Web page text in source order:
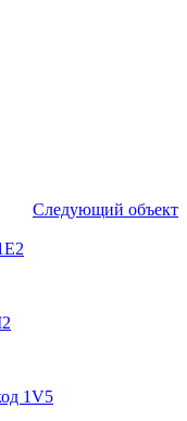
Следующий объект